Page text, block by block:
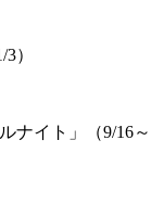
）
ナイト」（9/16～